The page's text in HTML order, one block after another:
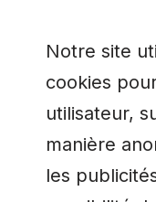
Notre site
cookies
utilisateur,
manière
les